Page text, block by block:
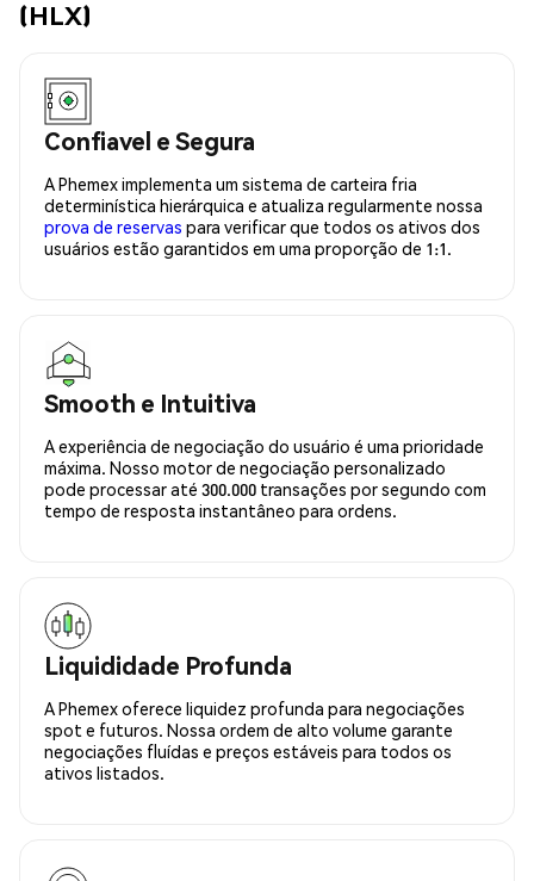
(HLX)
Confiavel e Segura
A Phemex implementa um sistema de carteira fria
determinística hierárquica e atualiza regularmente nossa
prova de reservas para verificar que todos os ativos dos
usuários estão garantidos em uma proporção de 1:1.
Smooth e Intuitiva
A experiência de negociação do usuário é uma prioridade
máxima. Nosso motor de negociação personalizado
pode processar até 300.000 transações por segundo com
tempo de resposta instantâneo para ordens.
Liquididade Profunda
A Phemex oferece liquidez profunda para negociações
spot e futuros. Nossa ordem de alto volume garante
negociações fluídas e preços estáveis para todos os
ativos listados.